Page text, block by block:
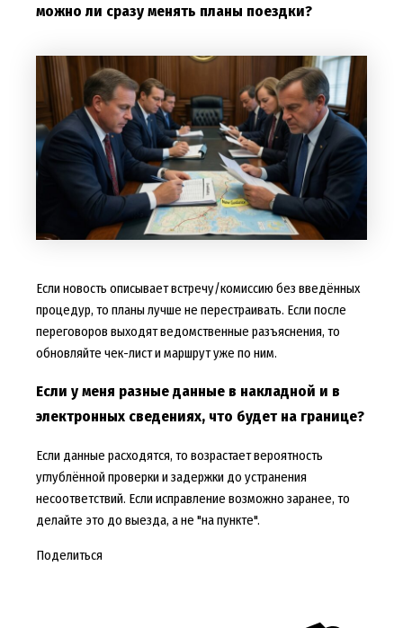
можно ли сразу менять планы поездки?
Если новость описывает встречу/комиссию без введённых
процедур, то планы лучше не перестраивать. Если после
переговоров выходят ведомственные разъяснения, то
обновляйте чек-лист и маршрут уже по ним.
Если у меня разные данные в накладной и в
электронных сведениях, что будет на границе?
Если данные расходятся, то возрастает вероятность
углублённой проверки и задержки до устранения
несоответствий. Если исправление возможно заранее, то
делайте это до выезда, а не "на пункте".
Поделиться